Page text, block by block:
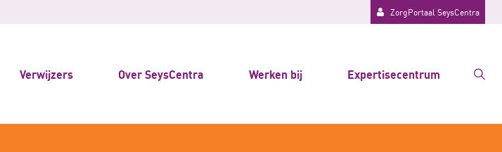
ZorgPortaal SeysCentra
Verwijzers Over SeysCentra Werken bij Expertisecentrum